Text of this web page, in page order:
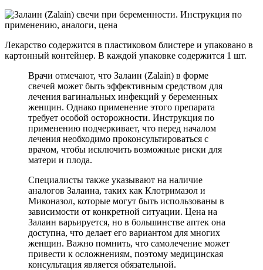
Лекарство содержится в пластиковом блистере и упаковано в
картонный контейнер. В каждой упаковке содержится 1 шт.
Врачи отмечают, что Залаин (Zalain) в форме
свечей может быть эффективным средством для
лечения вагинальных инфекций у беременных
женщин. Однако применение этого препарата
требует особой осторожности. Инструкция по
применению подчеркивает, что перед началом
лечения необходимо проконсультироваться с
врачом, чтобы исключить возможные риски для
матери и плода.
Специалисты также указывают на наличие
аналогов Залаина, таких как Клотримазол и
Миконазол, которые могут быть использованы в
зависимости от конкретной ситуации. Цена на
Залаин варьируется, но в большинстве аптек она
доступна, что делает его вариантом для многих
женщин. Важно помнить, что самолечение может
привести к осложнениям, поэтому медицинская
консультация является обязательной.